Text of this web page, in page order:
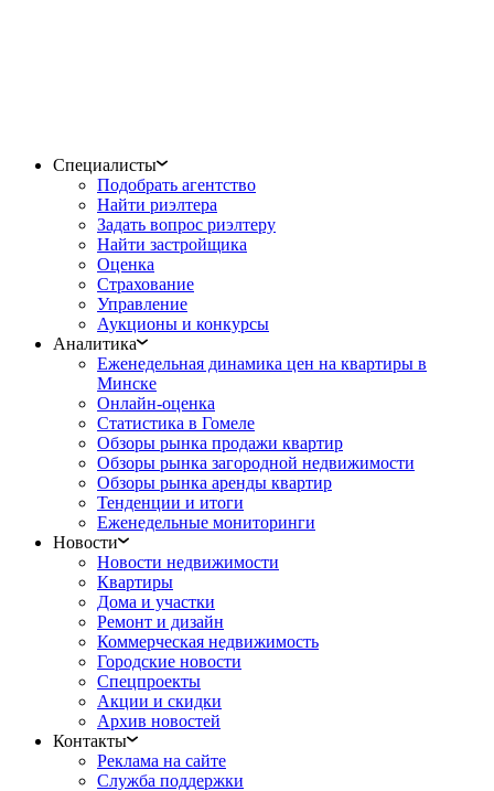
Специалисты
Подобрать агентство
Найти риэлтера
Задать вопрос риэлтеру
Найти застройщика
Оценка
Страхование
Управление
Аукционы и конкурсы
Аналитика
Еженедельная динамика цен на квартиры в
Минске
Онлайн-оценка
Статистика в Гомеле
Обзоры рынка продажи квартир
Обзоры рынка загородной недвижимости
Обзоры рынка аренды квартир
Тенденции и итоги
Еженедельные мониторинги
Новости
Новости недвижимости
Квартиры
Дома и участки
Ремонт и дизайн
Коммерческая недвижимость
Городские новости
Спецпроекты
Акции и скидки
Архив новостей
Контакты
Реклама на сайте
Служба поддержки